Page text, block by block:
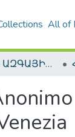
All of
ՀԱՅԱՍՏԱՆԻ ԱԶԳԱՅԻՆ ԳՐԱԴԱՐԱՆԻ ԹՎԱՅԻՆ ՊԱՀՈՑ / DIGITAL REPOSITORY OF NLA